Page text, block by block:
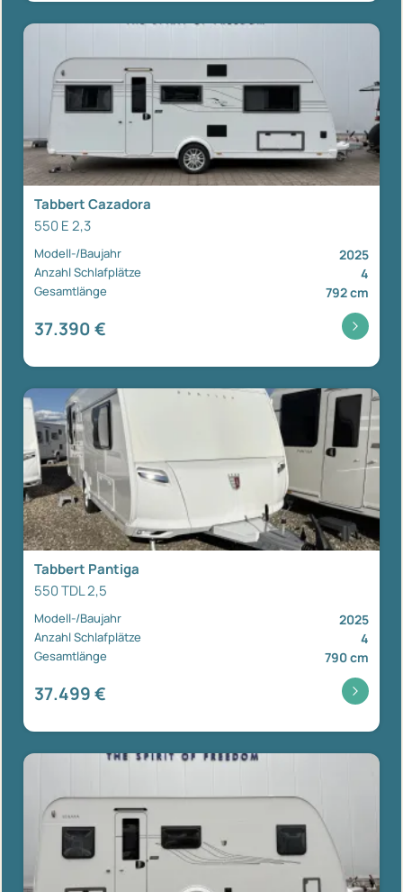
Tabbert Cazadora
550 E 2,3
Modell-/Baujahr 2025
Anzahl Schlafplätze 4
Gesamtlänge 792 cm
37.390 €
Tabbert Pantiga
550 TDL 2,5
Modell-/Baujahr 2025
Anzahl Schlafplätze 4
Gesamtlänge 790 cm
37.499 €